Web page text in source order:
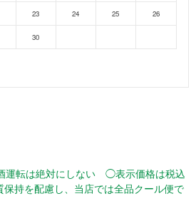
23 24 25 26
30
転は絶対にしない ◯表示価格は税込
持を配慮し、当店では全品クール便で